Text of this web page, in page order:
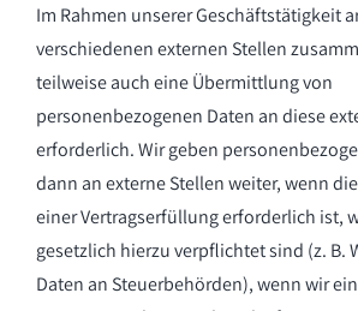
Im Rahmen unserer Geschäftstätigkeit
verschiedenen externen Stellen
teilweise auch eine Übermittlung von
personenbezogenen Daten an diese
erforderlich. Wir geben
dann an externe Stellen weiter, wenn
einer Vertragserfüllung erforderlich ist,
gesetzlich hierzu verpflichtet sind (z. B.
Daten an Steuerbehörden), wenn wir